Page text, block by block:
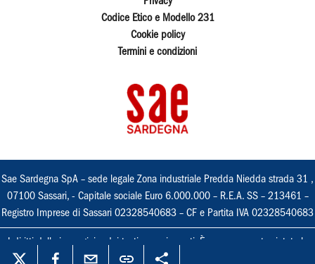
Codice Etico e Modello 231
Cookie policy
Termini e condizioni
Sae Sardegna SpA – sede legale Zona industriale Predda Niedda strada 31 ,
07100 Sassari, - Capitale sociale Euro 6.000.000 – R.E.A. SS – 213461 –
Registro Imprese di Sassari 02328540683 – CF e Partita IVA 02328540683
I diritti delle immagini e dei testi sono riservati. È espressamente vietata la
loro riproduzione con qualsiasi mezzo e l'adattamento totale o parziale.